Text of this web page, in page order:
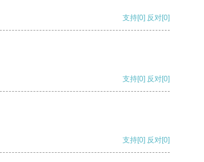
支持[0] 反对[0]
支持[0] 反对[0]
支持[0] 反对[0]